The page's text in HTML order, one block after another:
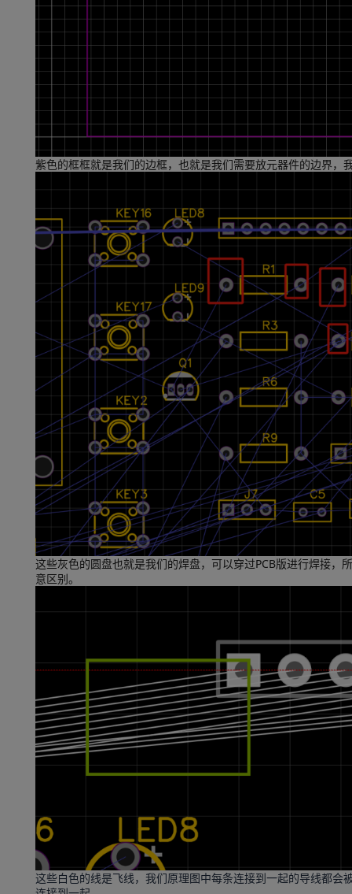
紫色的框框就是我们的边框，也就是我们需要放元器件的边界，
这些灰色的圆盘也就是我们的焊盘，可以穿过PCB版进行焊接
意区别。
这些白色的线是飞线，我们原理图中每条连接到一起的导线都